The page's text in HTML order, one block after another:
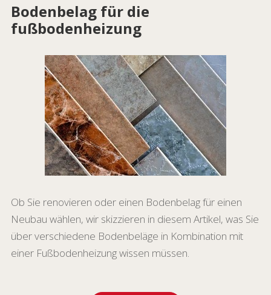
Bodenbelag für die
fußbodenheizung
Ob Sie renovieren oder einen Bodenbelag für einen
Neubau wählen, wir skizzieren in diesem Artikel, was Sie
über verschiedene Bodenbeläge in Kombination mit
einer Fußbodenheizung wissen müssen.